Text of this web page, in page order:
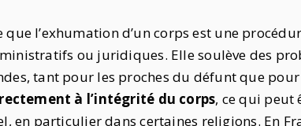
l’exhumation d’un corps est une
ou juridiques. Elle soulève des
tant pour les proches du défunt que pour
à l’intégrité du corps, ce qui peut
en particulier dans certaines religions. En